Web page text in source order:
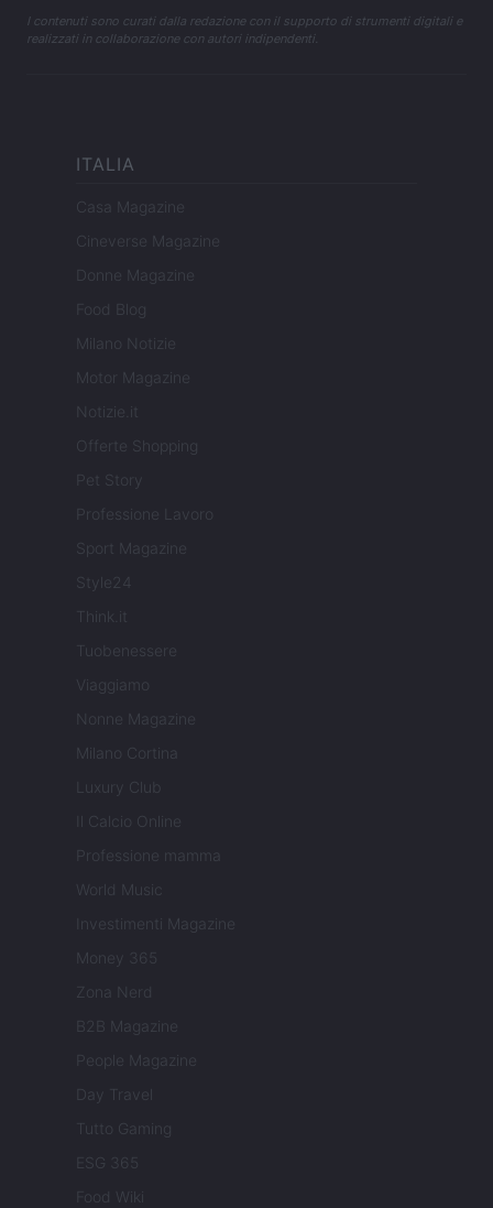
I contenuti sono curati dalla redazione con il supporto di strumenti digitali e
realizzati in collaborazione con autori indipendenti.
ITALIA
Casa Magazine
Cineverse Magazine
Donne Magazine
Food Blog
Milano Notizie
Motor Magazine
Notizie.it
Offerte Shopping
Pet Story
Professione Lavoro
Sport Magazine
Style24
Think.it
Tuobenessere
Viaggiamo
Nonne Magazine
Milano Cortina
Luxury Club
Il Calcio Online
Professione mamma
World Music
Investimenti Magazine
Money 365
Zona Nerd
B2B Magazine
People Magazine
Day Travel
Tutto Gaming
ESG 365
Food Wiki